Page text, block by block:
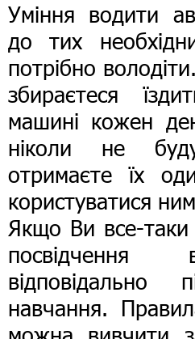
Уміння водити
до тих
потрібно
збираєтеся
машині кожен
ніколи не
отримаєте їх
користуватися
Якщо Ви все-
посвідчення
відповідально
навчання.